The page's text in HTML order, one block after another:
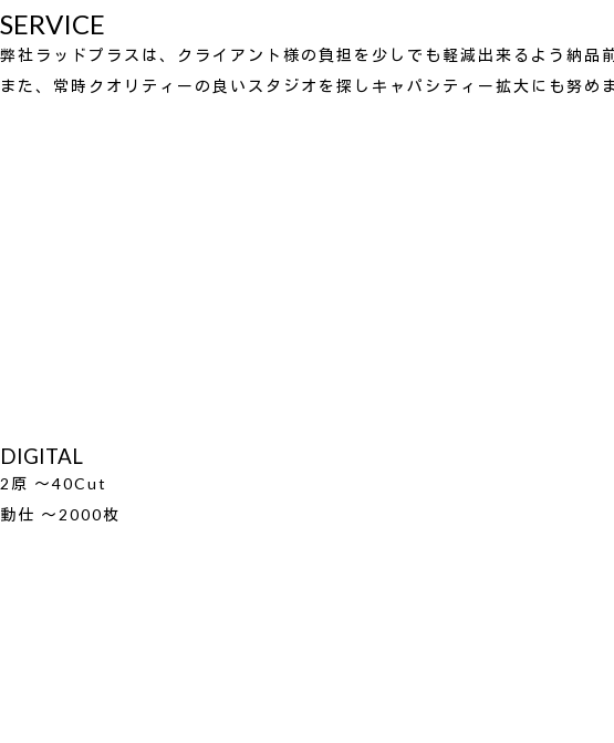
SERVICE
弊社ラッドプラスは、クライアント様の負担を少しでも軽減出来るよう納
また、常時クオリティーの良いスタジオを探しキャパシティー拡大にも努め
DIGITAL
2原 ～40Cut
動仕 ～2000枚